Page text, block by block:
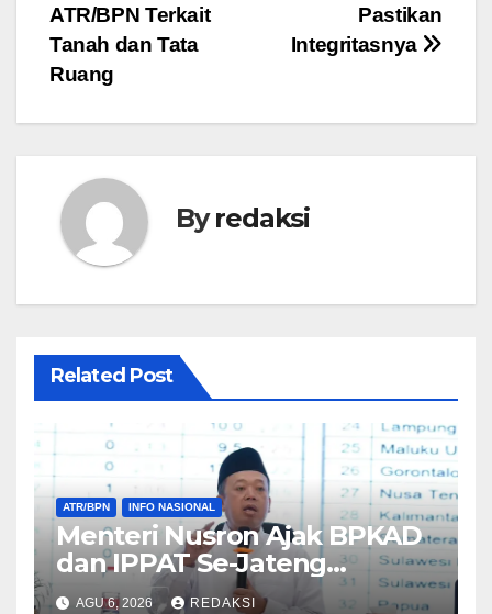
Pastikan
Integritasnya
ATR/BPN Terkait
Tanah dan Tata
Ruang
Byredaksi
Related Post
ATR/BPN INFO NASIONAL
Menteri Nusron Ajak BPKAD
dan IPPAT Se-Jateng
Perkuat Sinergi Wujudkan
AGU 6, 2026 REDAKSI